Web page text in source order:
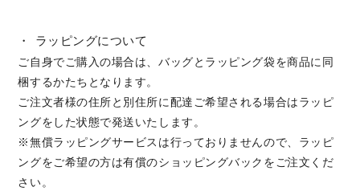
・ ラッピングについて
ご自身でご購入の場合は、バッグとラッピング袋を商品に同
梱するかたちとなります。
ご注文者様の住所と別住所に配達ご希望される場合はラッピ
ングをした状態で発送いたします。
※無償ラッピングサービスは行っておりませんので、ラッピ
ングをご希望の方は有償のショッピングバックをご注文くだ
さい。